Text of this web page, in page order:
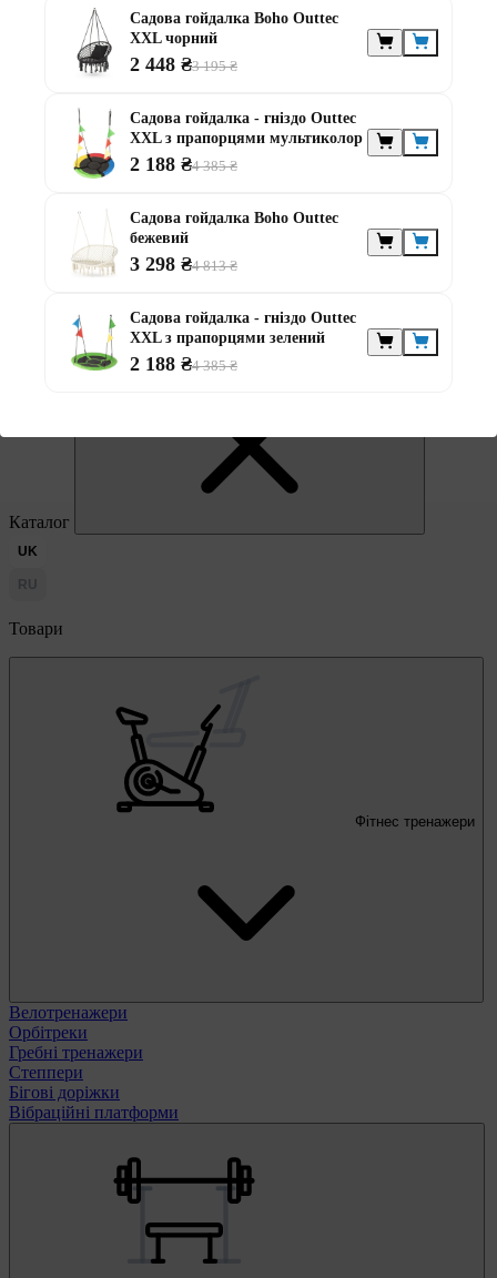
Каталог
UK
RU
Товари
Фітнес тренажери
Велотренажери
Орбітреки
Гребні тренажери
Степпери
Бігові доріжки
Вібраційні платформи
Садова гойдалка Boho Outtec
XXL чорний
2 448 ₴3 195 ₴
Садова гойдалка - гніздо Outtec
XXL з прапорцями мультиколор
2 188 ₴4 385 ₴
Садова гойдалка Boho Outtec
бежевий
3 298 ₴4 813 ₴
Садова гойдалка - гніздо Outtec
XXL з прапорцями зелений
2 188 ₴4 385 ₴